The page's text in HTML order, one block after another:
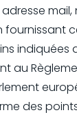
fournissant
des